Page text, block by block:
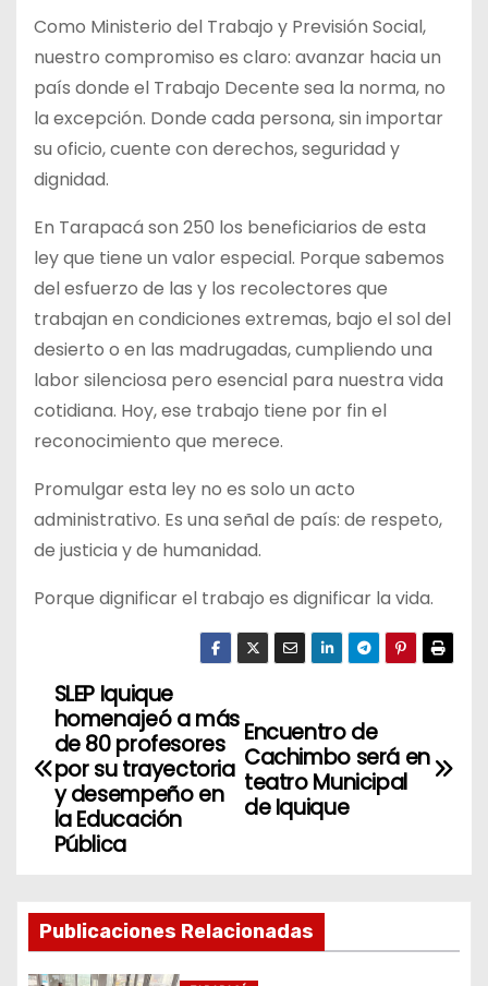
Como Ministerio del Trabajo y Previsión Social,
nuestro compromiso es claro: avanzar hacia un
país donde el Trabajo Decente sea la norma, no
la excepción. Donde cada persona, sin importar
su oficio, cuente con derechos, seguridad y
dignidad.
En Tarapacá son 250 los beneficiarios de esta
ley que tiene un valor especial. Porque sabemos
del esfuerzo de las y los recolectores que
trabajan en condiciones extremas, bajo el sol del
desierto o en las madrugadas, cumpliendo una
labor silenciosa pero esencial para nuestra vida
cotidiana. Hoy, ese trabajo tiene por fin el
reconocimiento que merece.
Promulgar esta ley no es solo un acto
administrativo. Es una señal de país: de respeto,
de justicia y de humanidad.
Porque dignificar el trabajo es dignificar la vida.
N
a
a
Encuentro de
Cachimbo será en
teatro Municipal
de Iquique
SLEP Iquique
homenajeó a más
de 80 profesores
por su trayectoria
y desempeño en
la Educación
Pública
Publicaciones Relacionadas